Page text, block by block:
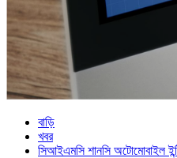
বাড়ি
খবর
সিআইএমসি শানসি অটোমোবাইল